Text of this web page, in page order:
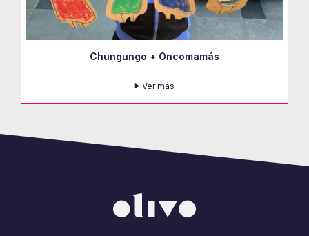
Chungungo + Oncomamás
Ver más